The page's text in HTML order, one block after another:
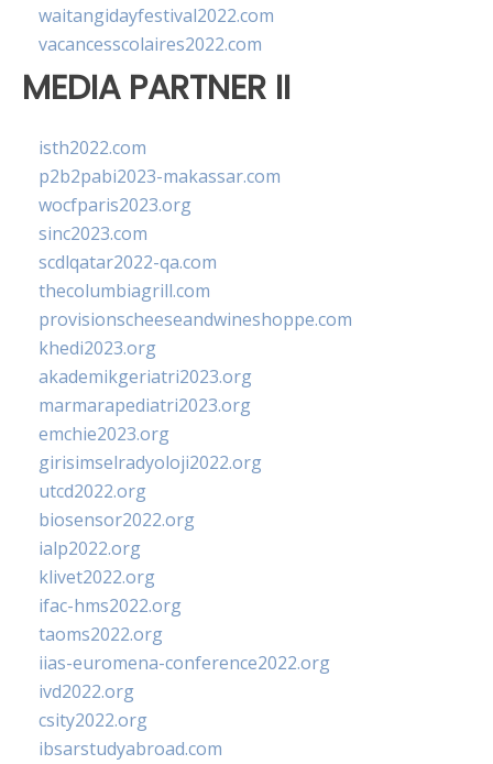
waitangidayfestival2022.com
vacancesscolaires2022.com
MEDIA PARTNER II
isth2022.com
p2b2pabi2023-makassar.com
wocfparis2023.org
sinc2023.com
scdlqatar2022-qa.com
thecolumbiagrill.com
provisionscheeseandwineshoppe.com
khedi2023.org
akademikgeriatri2023.org
marmarapediatri2023.org
emchie2023.org
girisimselradyoloji2022.org
utcd2022.org
biosensor2022.org
ialp2022.org
klivet2022.org
ifac-hms2022.org
taoms2022.org
iias-euromena-conference2022.org
ivd2022.org
csity2022.org
ibsarstudyabroad.com